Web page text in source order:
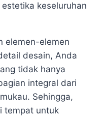
keseluruhan
elemen-elemen
desain, Anda
tidak hanya
integral dari
Sehingga,
tempat untuk